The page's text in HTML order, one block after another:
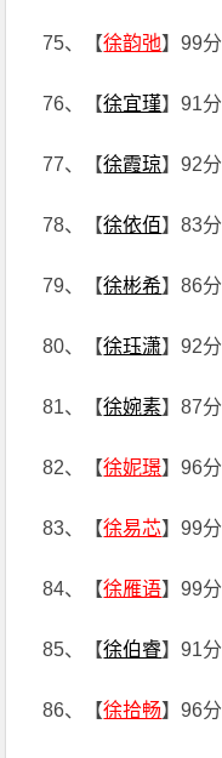
75、【徐韵弛】99分
76、【徐宜瑾】91分
77、【徐霞琼】92分
78、【徐依佰】83分
79、【徐彬希】86分
80、【徐珏潇】92分
81、【徐婉素】87分
82、【徐妮璟】96分
83、【徐易芯】99分
84、【徐雁语】99分
85、【徐伯睿】91分
86、【徐拾畅】96分